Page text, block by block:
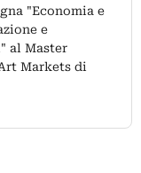
"Economia e
e
al Master
Markets di